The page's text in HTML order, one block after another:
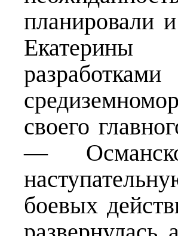
планировали
Екатерины
своего
—
боевых